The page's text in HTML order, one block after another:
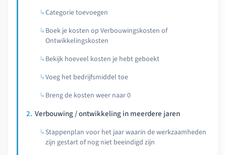
Categorie toevoegen
Boek je kosten op Verbouwingskosten of
Ontwikkelingskosten
Bekijk hoeveel kosten je hebt geboekt
Voeg het bedrijfsmiddel toe
Breng de kosten weer naar 0
Verbouwing / ontwikkeling in meerdere jaren
Stappenplan voor het jaar waarin de werkzaamheden
zijn gestart of nog niet beeindigd zijn